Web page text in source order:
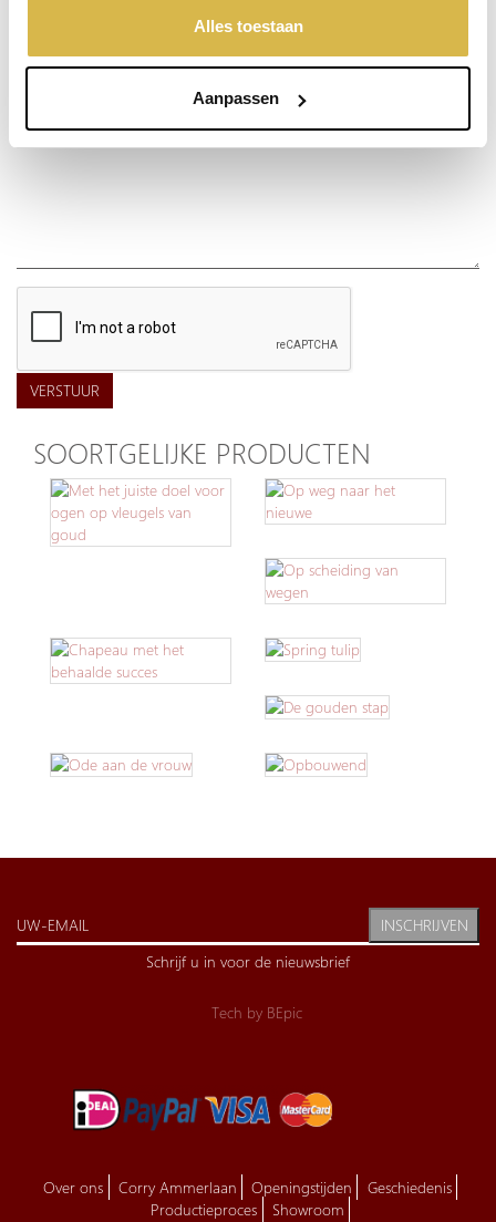
'weigeren' worden alleen de functionele cookies
geplaatst. Bekijk onze cookieverklaring voor meer
Alles toestaan
Aanpassen
Telefoonnummer
Uw vraag
VERSTUUR
SOORTGELIJKE PRODUCTEN
INSCHRIJVEN
Schrijf u in voor de nieuwsbrief
Tech by BEpic
Over ons Corry Ammerlaan Openingstijden
Geschiedenis
Productieproces
Showroom